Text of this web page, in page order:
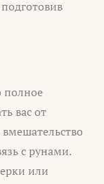
полное
вас от
с рунами.
или